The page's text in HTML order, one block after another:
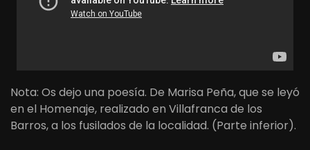
Nota: Os dejo una poesía. De Marisa Peña, que se leyó
en el Homenaje, realizado en Villafranca de los
Barros, a los fusilados de la localidad. (Parte inferior).